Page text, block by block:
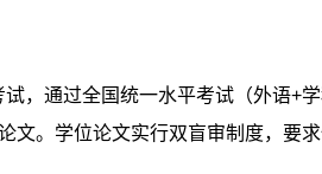
，通过全国统一水平考试（外语+
文。学位论文实行双盲审制度，要